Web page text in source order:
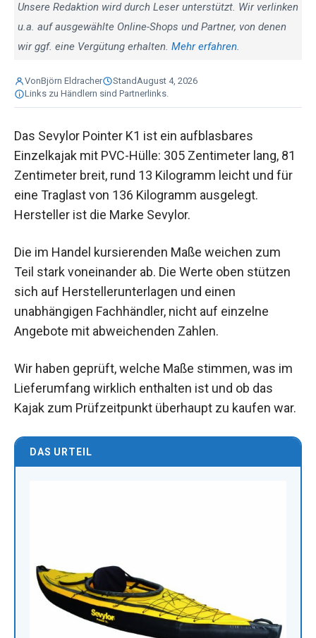
Unsere Redaktion wird durch Leser unterstützt. Wir verlinken
u.a. auf ausgewählte Online-Shops und Partner, von denen
wir ggf. eine Vergütung erhalten. Mehr erfahren.
VonBjörn Eldracher StandAugust 4, 2026
Links zu Händlern sind Partnerlinks.
Das Sevylor Pointer K1 ist ein aufblasbares
Einzelkajak mit PVC-Hülle: 305 Zentimeter lang, 81
Zentimeter breit, rund 13 Kilogramm leicht und für
eine Traglast von 136 Kilogramm ausgelegt.
Hersteller ist die Marke Sevylor.
Die im Handel kursierenden Maße weichen zum
Teil stark voneinander ab. Die Werte oben stützen
sich auf Herstellerunterlagen und einen
unabhängigen Fachhändler, nicht auf einzelne
Angebote mit abweichenden Zahlen.
Wir haben geprüft, welche Maße stimmen, was im
Lieferumfang wirklich enthalten ist und ob das
Kajak zum Prüfzeitpunkt überhaupt zu kaufen war.
DAS URTEIL